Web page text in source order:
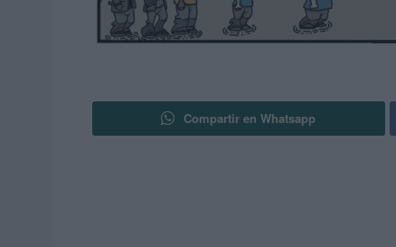
Compartir en Whatsapp